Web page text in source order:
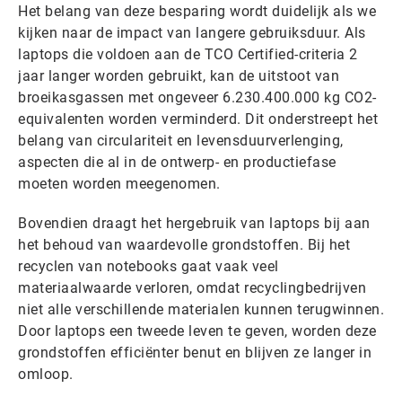
Het belang van deze besparing wordt duidelijk als we
kijken naar de impact van langere gebruiksduur. Als
laptops die voldoen aan de TCO Certified-criteria 2
jaar langer worden gebruikt, kan de uitstoot van
broeikasgassen met ongeveer 6.230.400.000 kg CO2-
equivalenten worden verminderd. Dit onderstreept het
belang van circulariteit en levensduurverlenging,
aspecten die al in de ontwerp- en productiefase
moeten worden meegenomen.
Bovendien draagt het hergebruik van laptops bij aan
het behoud van waardevolle grondstoffen. Bij het
recyclen van notebooks gaat vaak veel
materiaalwaarde verloren, omdat recyclingbedrijven
niet alle verschillende materialen kunnen terugwinnen.
Door laptops een tweede leven te geven, worden deze
grondstoffen efficiënter benut en blijven ze langer in
omloop.